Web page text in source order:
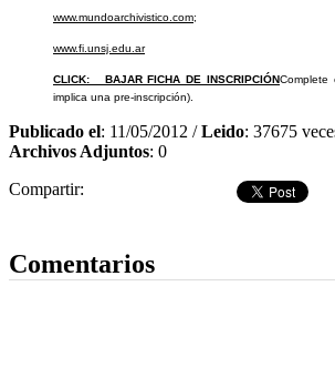
www.mundoarchivistico.com;
www.fi.unsj.edu.ar
CLICK: BAJAR FICHA DE INSCRIPCIÓNComplete
implica una pre-inscripción).
Publicado el: 11/05/2012 /Leido: 37675
Archivos Adjuntos: 0
Compartir:
Comentarios